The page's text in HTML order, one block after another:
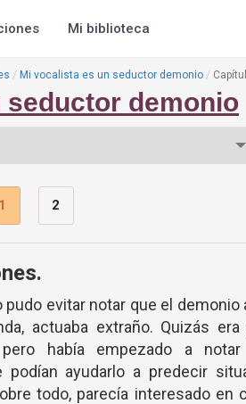
Mi biblioteca
Mi vocalista es un seductor demonio
demonio
1 2
evitar notar que el demonio
actuaba extraño. Quizás
pero había empezado a
podían ayudarlo a predecir
todo, parecía interesado en